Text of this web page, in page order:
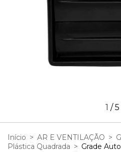
1 /5
Início > AR E VENTILAÇÃO >
Plástica Quadrada > Grade